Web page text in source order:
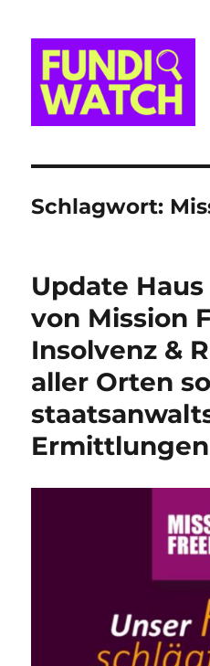
Schlagwort:
Update
von Mission
Insolvenz &
aller Orten
Ermittlungen